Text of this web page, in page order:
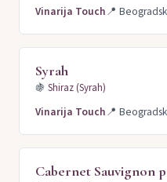
Vinarija Touch📍
Syrah
🍇 Shiraz (Syrah)
Vinarija Touch📍
Cabernet Sauvignon